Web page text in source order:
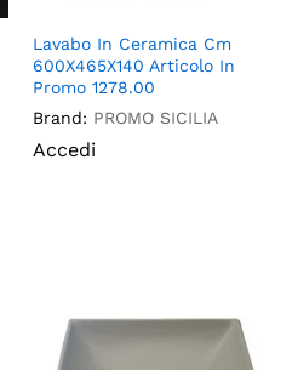
Lavabo In Ceramica Cm
600X465X140 Articolo In
Promo 1278.00
Brand: PROMO SICILIA
Accedi